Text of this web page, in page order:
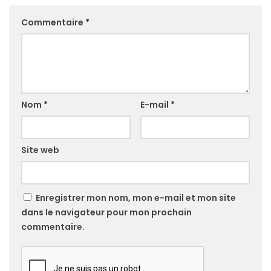
Commentaire *
Nom * E-mail *
Site web
Enregistrer mon nom, mon e-mail et mon site
dans le navigateur pour mon prochain
commentaire.